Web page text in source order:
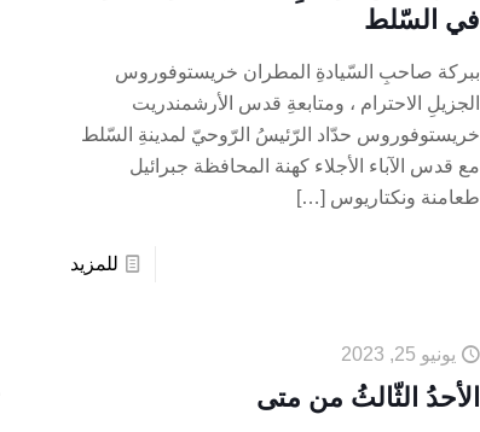
في السّلط
ببركة صاحبِ السّيادةِ المطران خريستوفوروس
الجزيلِ الاحترام ، ومتابعةِ قدس الأرشمندريت
خريستوفوروس حدّاد الرّئيسُ الرّوحيّ لمدينةِ السّلط
مع قدس الآباء الأجلاء كهنة المحافظة جبرائيل
طعامنة ونكتاريوس […]
للمزيد
يونيو 25, 2023
الأحدُ الثّالثُ من متى